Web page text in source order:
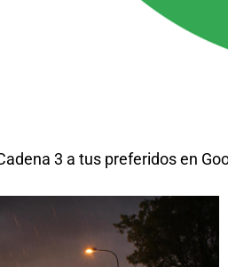
3 a tus preferidos en